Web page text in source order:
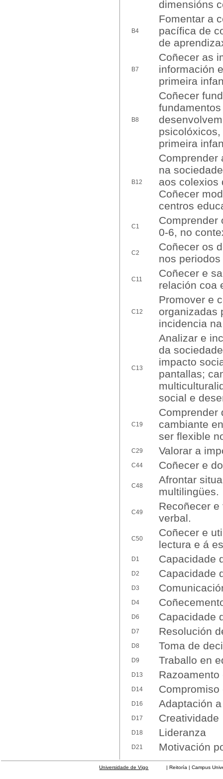
dimensións
B4
Fomentar a
pacífica de
de
B7
Coñecer as
información
primeira
B8
Coñecer
primeira
B12
Comprender
na
aos colexios
Coñecer
centros
C1
Comprender
0-6, no
C2
Coñecer os
nos
C11
Coñecer e
relación coa
C12
Promover e
organizadas
incidencia
C13
Analizar e
da
impacto
pantallas;
social e
C19
Comprender
cambiante
ser flexible
C29 Valorar a
C44 Coñecer e
C48
Afrontar
multilingües.
C49
Recoñecer
verbal.
C50
Coñecer e
lectura e á
D1 Capacidade
D2 Capacidade
D3
D4
D6 Capacidade
D7 Resolución
D8 Toma de
D9 Traballo en
D13 Razoamento
D14 Compromiso
D16 Adaptación
D17 Creatividade
D18 Lideranza
D21 Motivación
Universidade de Vigo | Reitoría | Campus